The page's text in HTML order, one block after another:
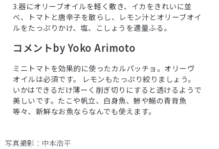
3.器にオリーブオイルを軽く敷き、イカをきれいに並
べ、トマトと唐辛子を散らし、レモン汁とオリーブオイ
ルをたっぷりかけ、塩、こしょうを適量ふる。
コメントby Yoko Arimoto
ミニトマトを効果的に使ったカルパッチョ。オリーヴ
オイルは必須です。 レモンもたっぷり絞りましょう。
いかはできるだけ薄ーく削ぎ切りにすると透けるようで
美しいです。たこや帆立、白身魚、鯵や鰯の青背魚
等々、新鮮なお魚ならなんでも使えます。
写真撮影：中本浩平